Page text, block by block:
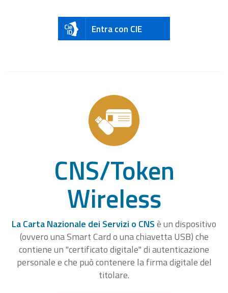
Entra con CIE
CNS/Token
Wireless
La Carta Nazionale dei Servizi o CNSè un dispositivo
(ovvero una Smart Card o una chiavetta USB) che
contiene un "certificato digitale" di autenticazione
personale e che può contenere la firma digitale del
titolare.